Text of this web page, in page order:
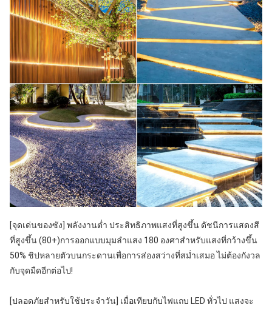
[จุดเด่นของซัง] พลังงานต่ำ ประสิทธิภาพแสงที่สูงขึ้น ดัชนีการแสดงสี
ที่สูงขึ้น (80+)การออกแบบมุมลำแสง 180 องศาสำหรับแสงที่กว้างขึ้น
50% ชิปหลายตัวบนกระดานเพื่อการส่องสว่างที่สม่ำเสมอ ไม่ต้องกังวล
กับจุดมืดอีกต่อไป!
[ปลอดภัยสำหรับใช้ประจำวัน] เมื่อเทียบกับไฟแถบ LED ทั่วไป แสงจะ